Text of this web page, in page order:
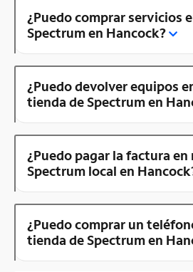
¿Puedo comprar servicios
Spectrum en Hancock?
¿Puedo devolver equipos
tienda de Spectrum en
¿Puedo pagar la factura
Spectrum local en
¿Puedo comprar un
tienda de Spectrum en